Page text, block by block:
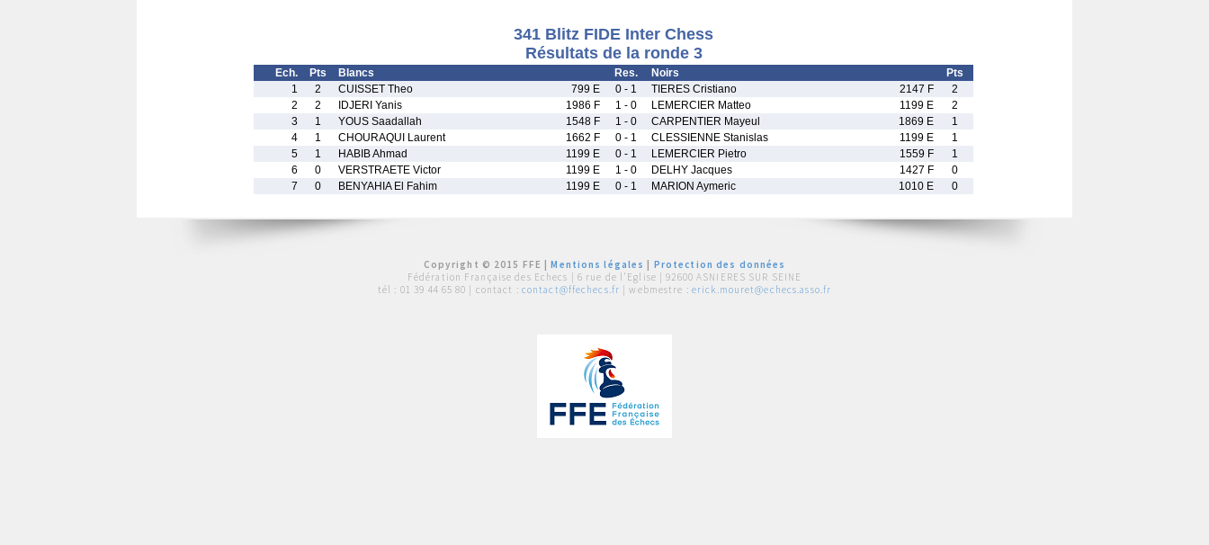
341 Blitz FIDE Inter Chess
Résultats de la ronde 3
Ech. Pts Blancs Res. Noirs
Pts
1
2 CUISSET Theo 799 E 0 - 1 TIERES Cristiano 2147 F
2
2
2 IDJERI Yanis 1986 F 1 - 0 LEMERCIER Matteo 1199 E
2
3
1 YOUS Saadallah 1548 F 1 - 0 CARPENTIER Mayeul 1869 E
1
4
1 CHOURAQUI Laurent 1662 F 0 - 1 CLESSIENNE Stanislas 1199 E
1
5
1 HABIB Ahmad 1199 E 0 - 1 LEMERCIER Pietro 1559 F
1
6
0 VERSTRAETE Victor 1199 E 1 - 0 DELHY Jacques 1427 F
0
7
0 BENYAHIA El Fahim 1199 E 0 - 1 MARION Aymeric 1010 E 0
Copyright © 2015 FFE |Mentions légales
Protection des données
Fédération Française des Echecs | 6 rue de l'Eglise | 92600 ASNIERES SUR SEINE
tél : 01 39 44 65 80 | contact : contact@ffechecs.fr | webmestre : erick.mouret@echecs.asso.fr